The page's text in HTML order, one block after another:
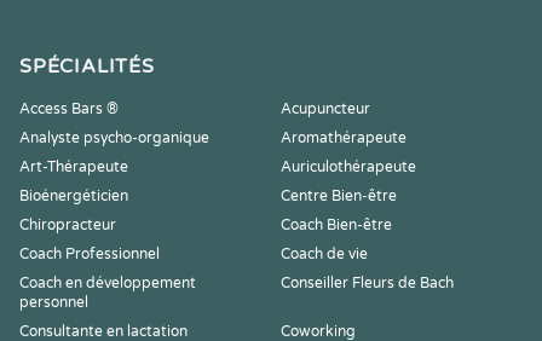
SPÉCIALITÉS
Access Bars ®
Acupuncteur
Analyste psycho-organique
Aromathérapeute
Art-Thérapeute
Auriculothérapeute
Bioénergéticien
Centre Bien-être
Chiropracteur
Coach Bien-être
Coach Professionnel
Coach de vie
Coach en développement
personnel
Conseiller Fleurs de Bach
Consultante en lactation
Coworking